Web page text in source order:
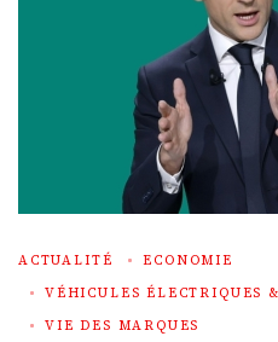
ACTUALITÉ
ECONOMIE
VÉHICULES ÉLECTRIQUES
VIE DES MARQUES